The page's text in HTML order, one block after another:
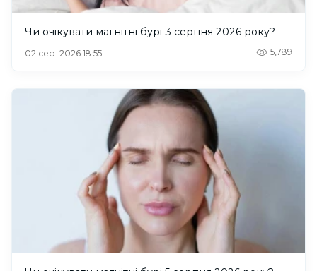
Чи очікувати магнітні бурі 3 серпня 2026 року?
02 сер. 2026 18:55 5,789